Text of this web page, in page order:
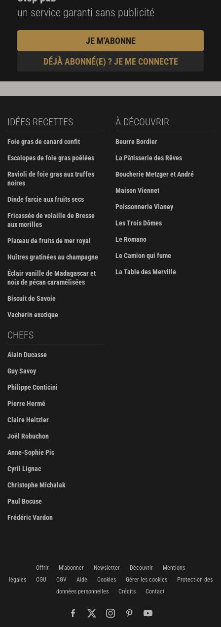
un service garanti sans publicité
JE M'ABONNE
DÉJÀ ABONNÉ(E) ? JE ME CONNECTE
IDÉES RECETTES
Foie gras de canard confit
Escalopes de foie gras poêlées
Ravioli de foie gras aux truffes
noires
Dinde farcie aux fruits secs
Fricassée de volaille de Bresse
aux morilles
Plateau de fruits de mer royal
Huîtres gratinées au champagne
Éclair vanille de Madagascar et
noix de pécan caramélisées
Biscuit de Savoie
Vacherin exotique
À DÉCOUVRIR
Beurre Bordier
La Pâtisserie des Rêves
Boucherie Metzger et André
Maison Viennet
Poissonnerie Vianey
Les Trois Dômes
Le Romano
Le Camion qui fume
La Table des Merville
CHEFS
Alain Ducasse
Guy Savoy
Philippe Conticini
Pierre Hermé
Claire Heitzler
Joël Robuchon
Anne-Sophie Pic
Cyril Lignac
Christophe Michalak
Paul Bocuse
Frédéric Vardon
Offrir M'abonner Newsletter Découvrir
Mentions
légales
CGU CGV Aide Cookies Gérer les cookies
Protection des
données personnelles
Crédits Contact